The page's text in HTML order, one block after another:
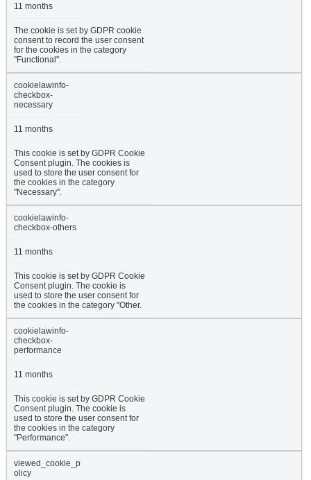
11 months
The cookie is set by GDPR cookie
consent to record the user consent
for the cookies in the category
"Functional".
cookielawinfo-
checkbox-
necessary
11 months
This cookie is set by GDPR Cookie
Consent plugin. The cookies is
used to store the user consent for
the cookies in the category
"Necessary".
cookielawinfo-
checkbox-others
11 months
This cookie is set by GDPR Cookie
Consent plugin. The cookie is
used to store the user consent for
the cookies in the category "Other.
cookielawinfo-
checkbox-
performance
11 months
This cookie is set by GDPR Cookie
Consent plugin. The cookie is
used to store the user consent for
the cookies in the category
"Performance".
viewed_cookie_p
olicy